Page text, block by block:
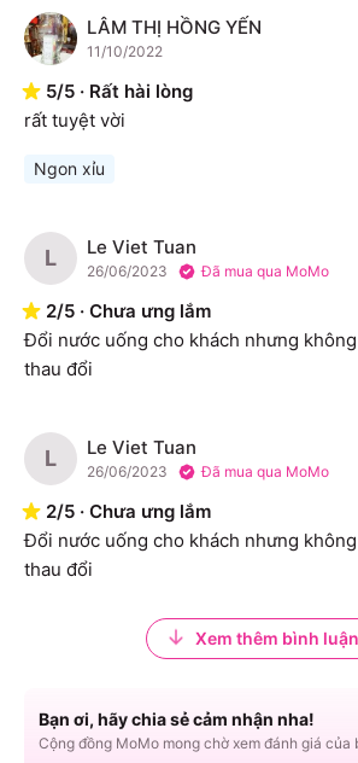
L LÂM THỊ HỒNG YẾN
11/10/2022
5/5 · Rất hài lòng
rất tuyệt vời
Ngon xỉu
L Le Viet Tuan
26/06/2023 Đã mua qua MoMo
2/5 · Chưa ưng lắm
Đổi nước uống cho khách nhưng
thau đổi
L Le Viet Tuan
26/06/2023 Đã mua qua MoMo
2/5 · Chưa ưng lắm
Đổi nước uống cho khách nhưng
thau đổi
Xem thêm bình
Bạn ơi, hãy chia sẻ cảm nhận nha!
Cộng đồng MoMo mong chờ xem đánh giá của